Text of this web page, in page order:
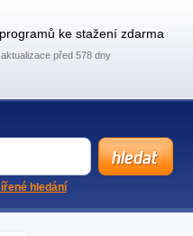
programů ke stažení zdarma
před 578 dny
hledání